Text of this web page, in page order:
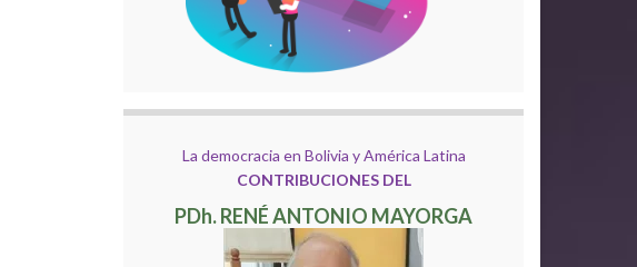
La democracia en Bolivia y América Latina
CONTRIBUCIONES DEL
PDh. RENÉ ANTONIO MAYORGA